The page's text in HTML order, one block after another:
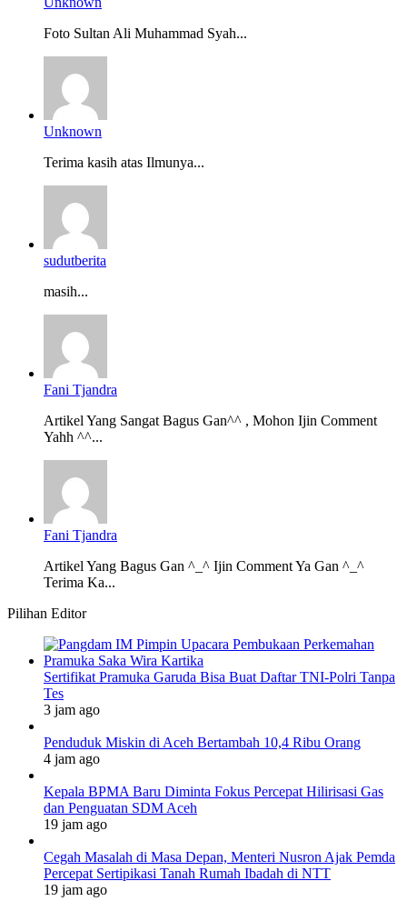
Foto Sultan Ali Muhammad Syah...
Unknown
Terima kasih atas Ilmunya...
sudutberita
masih...
Fani Tjandra
Artikel Yang Sangat Bagus Gan^^ , Mohon Ijin Comment
Yahh ^^...
Fani Tjandra
Artikel Yang Bagus Gan ^_^ Ijin Comment Ya Gan ^_^
Terima Ka...
Pilihan Editor
Sertifikat Pramuka Garuda Bisa Buat Daftar TNI-Polri Tanpa
Tes
3 jam ago
Penduduk Miskin di Aceh Bertambah 10,4 Ribu Orang
4 jam ago
Kepala BPMA Baru Diminta Fokus Percepat Hilirisasi Gas
dan Penguatan SDM Aceh
19 jam ago
Cegah Masalah di Masa Depan, Menteri Nusron Ajak Pemda
Percepat Sertipikasi Tanah Rumah Ibadah di NTT
19 jam ago